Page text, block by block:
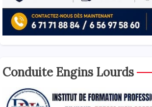
Conduite Engins Lourds